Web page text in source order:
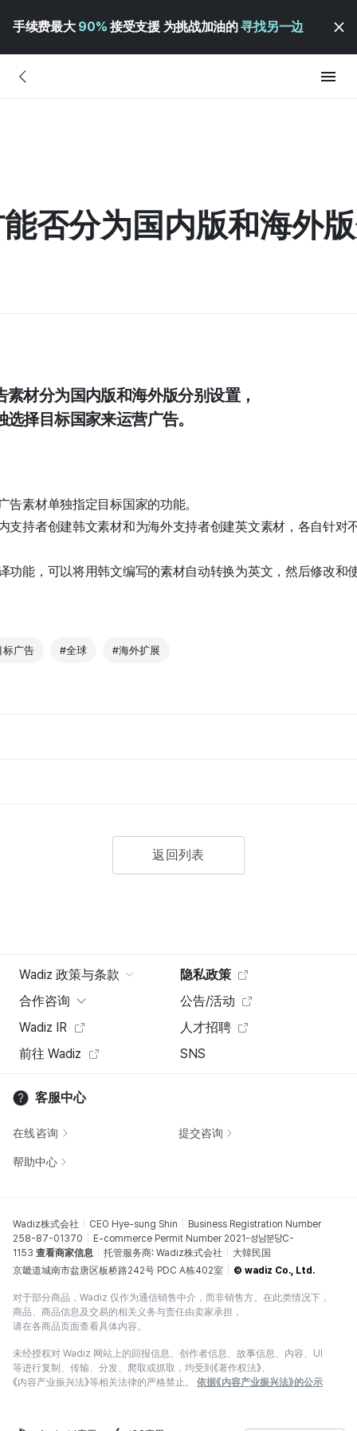
手续费最大 90% 接受支援 为挑战加油的寻找另一边
否分为国内版和海外
材分为国内版和海外版分别设置，
择目标国家来运营广告。
告素材单独指定目标国家的功能。
支持者创建韩文素材和为海外支持者创建英文素材，各自针对
功能，可以将用韩文编写的素材自动转换为英文，然后修改和
标广告 #全球 #海外扩展
返回列表
Wadiz 政策与条款
隐私政策
合作咨询
公告/活动
Wadiz IR
人才招聘
前往 Wadiz
SNS
客服中心
在线咨询 提交咨询
帮助中心
Wadiz株式会社 CEO Hye-sung Shin
Business Registration Number
258-87-01370
E-commerce Permit Number 2021-성남분당C-
1153 查看商家信息 托管服务商: Wadiz株式会社
大韓民国
京畿道城南市盆唐区板桥路242号 PDC A栋402室
© wadiz Co., Ltd.
对于部分商品，Wadiz 仅作为通信销售中介，而非销售方。在此类情况下，
商品、商品信息及交易的相关义务与责任由卖家承担，
请在各商品页面查看具体内容。
未经授权对 Wadiz 网站上的回报信息、创作者信息、故事信息、内容、UI
等进行复制、传输、分发、爬取或抓取，均受到《著作权法》、
《内容产业振兴法》等相关法律的严格禁止。
依据《内容产业振兴法》的公示